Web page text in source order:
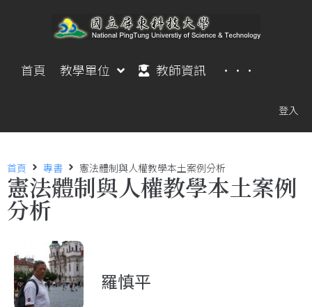
首頁 教學單位 教師資訊 ···
登入
首頁 專書 憲法體制與人權教學本土案例分析
憲法體制與人權教學本土案例
分析
羅慎平